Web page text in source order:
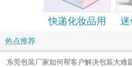
快递化妆品用
迷
热点推荐
东莞包装厂家如何帮客户解决包装大难